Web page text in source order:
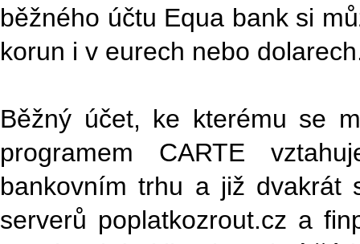
běžného účtu Equa bank si
korun i v eurech nebo
Běžný účet, ke kterému se
programem CARTE
bankovním trhu a již dvakrát
serverů poplatkozrout.cz a